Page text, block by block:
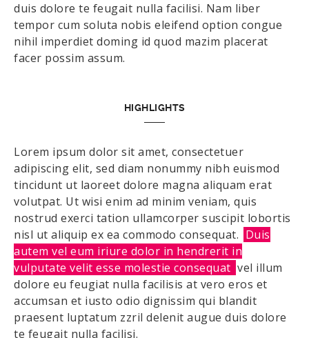
duis dolore te feugait nulla facilisi. Nam liber
tempor cum soluta nobis eleifend option congue
nihil imperdiet doming id quod mazim placerat
facer possim assum.
HIGHLIGHTS
Lorem ipsum dolor sit amet, consectetuer
adipiscing elit, sed diam nonummy nibh euismod
tincidunt ut laoreet dolore magna aliquam erat
volutpat. Ut wisi enim ad minim veniam, quis
nostrud exerci tation ullamcorper suscipit lobortis
nisl ut aliquip ex ea commodo consequat. Duis
autem vel eum iriure dolor in hendrerit in
vulputate velit esse molestie consequat vel illum
dolore eu feugiat nulla facilisis at vero eros et
accumsan et iusto odio dignissim qui blandit
praesent luptatum zzril delenit augue duis dolore
te feugait nulla facilisi.